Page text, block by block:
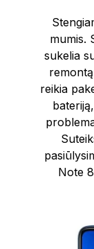
mumis.
sukelia
reikia
Note